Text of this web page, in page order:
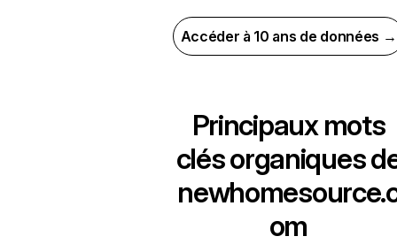
Accéder à 10 ans de données →
Principaux mots
clés organiques
om